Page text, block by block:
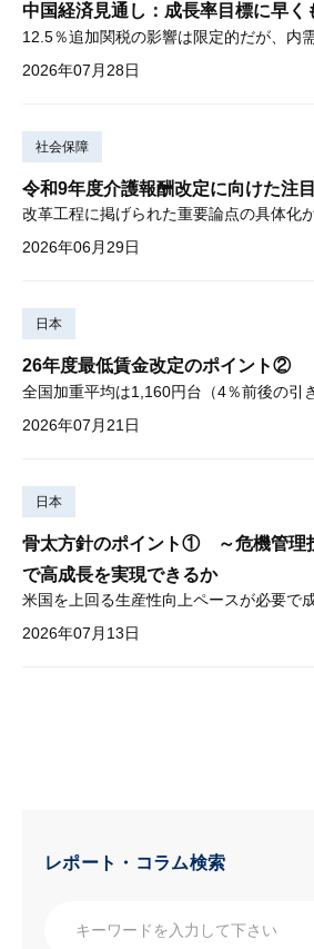
中国経済見通し：成長率目標に早く
12.5％追加関税の影響は限定的だが、内
2026年07月28日
社会保障
令和9年度介護報酬改定に向けた注
改革工程に掲げられた重要論点の具体化
2026年06月29日
日本
26年度最低賃金改定のポイント②
全国加重平均は1,160円台（4％前後の引
2026年07月21日
日本
骨太方針のポイント① ～危機管理
で高成長を実現できるか
2026年07月13日
レポート・コラム検索